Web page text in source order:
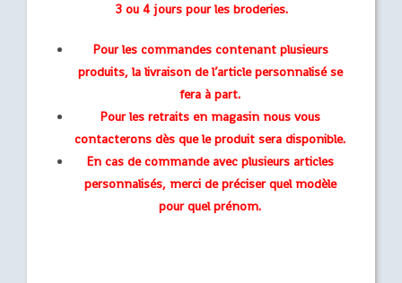
3 ou 4 jours pour les broderies.
Pour les commandes contenant plusieurs
produits, la livraison de l’article personnalisé se
fera à part.
Pour les retraits en magasin nous vous
contacterons dès que le produit sera disponible.
En cas de commande avec plusieurs articles
personnalisés, merci de préciser quel modèle
pour quel prénom.